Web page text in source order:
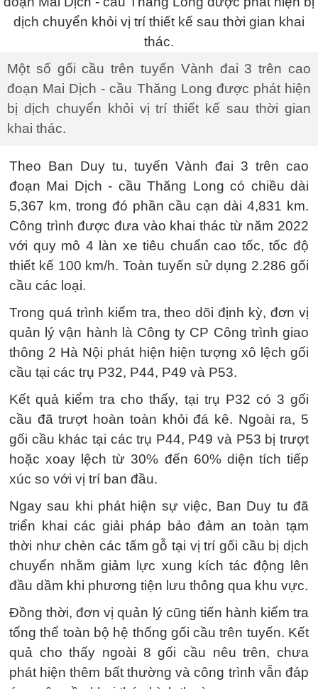
Một số gối cầu trên tuyến Vành đai 3 trên cao
đoạn Mai Dịch - cầu Thăng Long được phát hiện
bị dịch chuyển khỏi vị trí thiết kế sau thời gian
khai thác.
Theo Ban Duy tu, tuyến Vành đai 3 trên cao
đoạn Mai Dịch - cầu Thăng Long có chiều dài
5,367 km, trong đó phần cầu cạn dài 4,831 km.
Công trình được đưa vào khai thác từ năm 2022
với quy mô 4 làn xe tiêu chuẩn cao tốc, tốc độ
thiết kế 100 km/h. Toàn tuyến sử dụng 2.286 gối
cầu các loại.
Trong quá trình kiểm tra, theo dõi định kỳ, đơn vị
quản lý vận hành là Công ty CP Công trình giao
thông 2 Hà Nội phát hiện hiện tượng xô lệch gối
cầu tại các trụ P32, P44, P49 và P53.
Kết quả kiểm tra cho thấy, tại trụ P32 có 3 gối
cầu đã trượt hoàn toàn khỏi đá kê. Ngoài ra, 5
gối cầu khác tại các trụ P44, P49 và P53 bị trượt
hoặc xoay lệch từ 30% đến 60% diện tích tiếp
xúc so với vị trí ban đầu.
Ngay sau khi phát hiện sự việc, Ban Duy tu đã
triển khai các giải pháp bảo đảm an toàn tạm
thời như chèn các tấm gỗ tại vị trí gối cầu bị dịch
chuyển nhằm giảm lực xung kích tác động lên
đầu dầm khi phương tiện lưu thông qua khu vực.
Đồng thời, đơn vị quản lý cũng tiến hành kiểm tra
tổng thể toàn bộ hệ thống gối cầu trên tuyến. Kết
quả cho thấy ngoài 8 gối cầu nêu trên, chưa
phát hiện thêm bất thường và công trình vẫn đáp